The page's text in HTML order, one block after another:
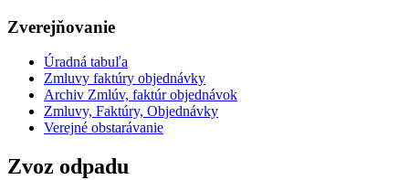
Zverejňovanie
Úradná tabuľa
Zmluvy faktúry objednávky
Archiv Zmlúv, faktúr objednávok
Zmluvy, Faktúry, Objednávky
Verejné obstarávanie
Zvoz odpadu